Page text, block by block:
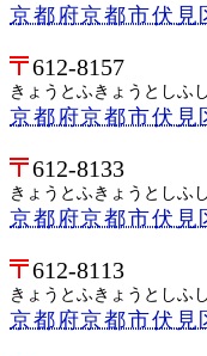
京都府京都市伏見
612-8157
きょうとふきょうとしふ
京都府京都市伏見
612-8133
きょうとふきょうとしふ
京都府京都市伏見
612-8113
きょうとふきょうとしふ
京都府京都市伏見